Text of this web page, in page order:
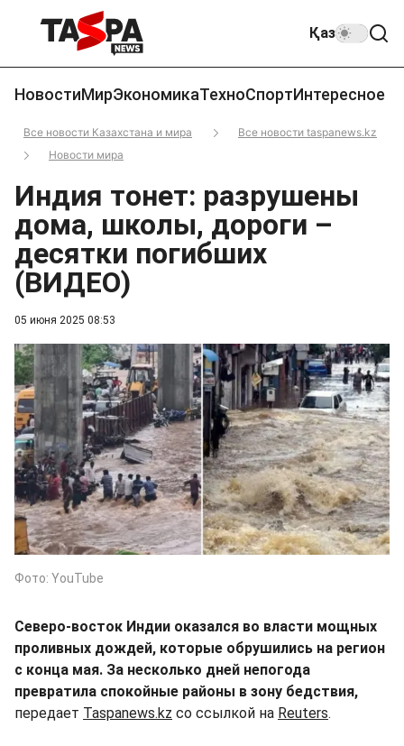
Қаз
НовостиМирЭкономикаТехноСпортИнтересное
Все новости Казахстана и мира
Все новости taspanews.kz
Новости мира
05 июня 2025 08:53
Индия тонет: разрушены
дома, школы, дороги –
десятки погибших
(ВИДЕО)
Фото: YouTube
Северо-восток Индии оказался во власти мощных
проливных дождей, которые обрушились на регион
с конца мая. За несколько дней непогода
превратила спокойные районы в зону бедствия,
передает Taspanews.kz со ссылкой на Reuters.